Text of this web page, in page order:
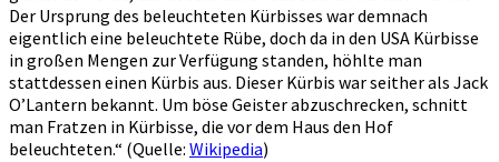
Der Ursprung des beleuchteten Kürbisses war demnach
eigentlich eine beleuchtete Rübe, doch da in den USA Kürbisse
in großen Mengen zur Verfügung standen, höhlte man
stattdessen einen Kürbis aus. Dieser Kürbis war seither als Jack
O’Lantern bekannt. Um böse Geister abzuschrecken, schnitt
man Fratzen in Kürbisse, die vor dem Haus den Hof
beleuchteten.“ (Quelle: Wikipedia)